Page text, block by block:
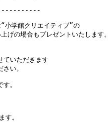
小学館クリエイティブ”の
げの場合もプレゼントいたします。
ていただきます
い。
。
す。